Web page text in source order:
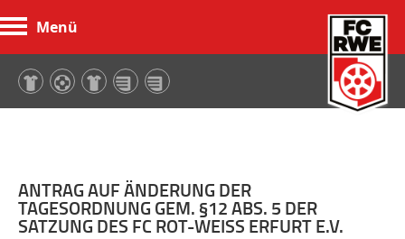
Menü
ANTRAG AUF ÄNDERUNG DER
TAGESORDNUNG GEM. §12 ABS. 5 DER
SATZUNG DES FC ROT-WEISS ERFURT E.V.